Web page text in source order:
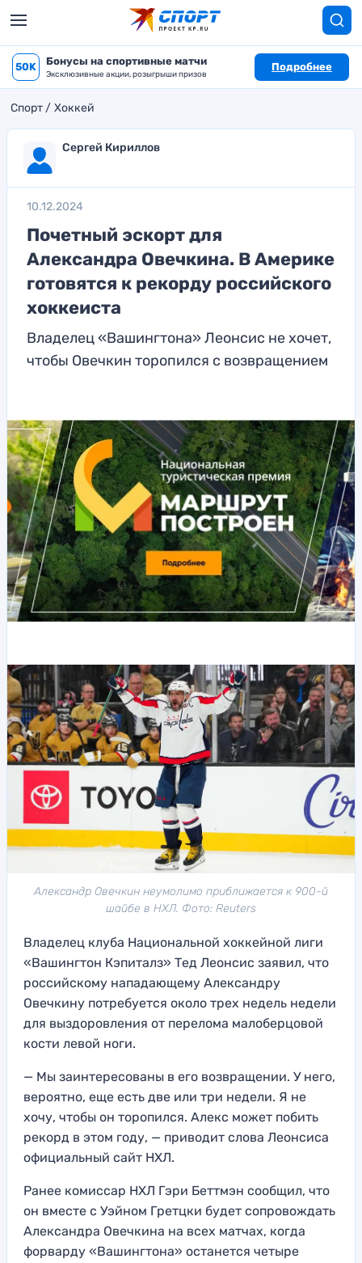
50K Бонусы на спортивные матчи
Эксклюзивные акции, розыгрыши призов
Подробнее
Спорт Хоккей
Сергей Кириллов
10.12.2024
Почетный эскорт для
Александра Овечкина. В Америке
готовятся к рекорду российского
хоккеиста
Владелец «Вашингтона» Леонсис не хочет,
чтобы Овечкин торопился с возвращением
Александр Овечкин неумолимо приближается к 900-й
шайбе в НХЛ. Фото: Reuters
Владелец клуба Национальной хоккейной лиги
«Вашингтон Кэпиталз» Тед Леонсис заявил, что
российскому нападающему Александру
Овечкину потребуется около трех недель недели
для выздоровления от перелома малоберцовой
кости левой ноги.
— Мы заинтересованы в его возвращении. У него,
вероятно, еще есть две или три недели. Я не
хочу, чтобы он торопился. Алекс может побить
рекорд в этом году, — приводит слова Леонсиса
официальный сайт НХЛ.
Ранее комиссар НХЛ Гэри Беттмэн сообщил, что
он вместе с Уэйном Гретцки будет сопровождать
Александра Овечкина на всех матчах, когда
форварду «Вашингтона» останется четыре